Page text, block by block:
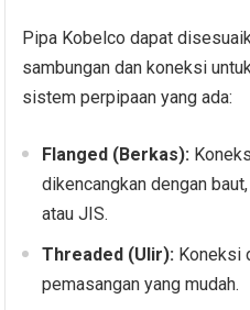
Pipa Kobelco dapat
sambungan dan koneksi
sistem perpipaan yang ada:
Flanged (Berkas):
dikencangkan dengan
atau JIS.
Threaded (Ulir): Koneksi
pemasangan yang mudah.